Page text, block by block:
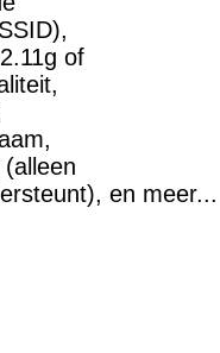
of
en meer...